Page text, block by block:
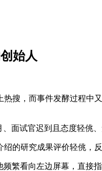
始人
搜，而事件发酵过程
面试官迟到且态度轻佻、
的研究成果评价轻佻，
繁看向左边屏幕，直接